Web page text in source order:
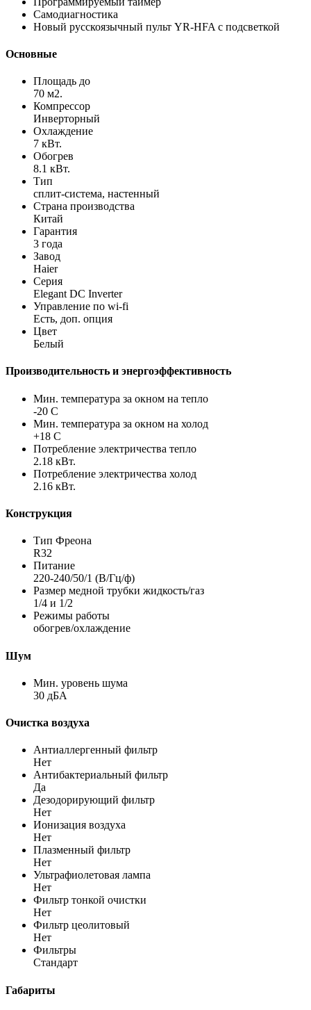
Самодиагностика
Новый русскоязычный пульт YR-HFA с подсветкой
Основные
Площадь до
70 м2.
Компрессор
Инверторный
Охлаждение
7 кВт.
Обогрев
8.1 кВт.
Тип
сплит-система, настенный
Страна производства
Китай
Гарантия
3 года
Завод
Haier
Серия
Elegant DC Inverter
Управление по wi-fi
Есть, доп. опция
Цвет
Белый
Производительность и энергоэффективность
Мин. температура за окном на тепло
-20 С
Мин. температура за окном на холод
+18 С
Потребление электричества тепло
2.18 кВт.
Потребление электричества холод
2.16 кВт.
Конструкция
Тип Фреона
R32
Питание
220-240/50/1 (В/Гц/ф)
Размер медной трубки жидкость/газ
1/4 и 1/2
Режимы работы
обогрев/охлаждение
Шум
Мин. уровень шума
30 дБА
Очистка воздуха
Антиаллергенный фильтр
Нет
Антибактериальный фильтр
Да
Дезодорирующий фильтр
Нет
Ионизация воздуха
Нет
Плазменный фильтр
Нет
Ультрафиолетовая лампа
Нет
Фильтр тонкой очистки
Нет
Фильтр цеолитовый
Нет
Фильтры
Стандарт
Габариты